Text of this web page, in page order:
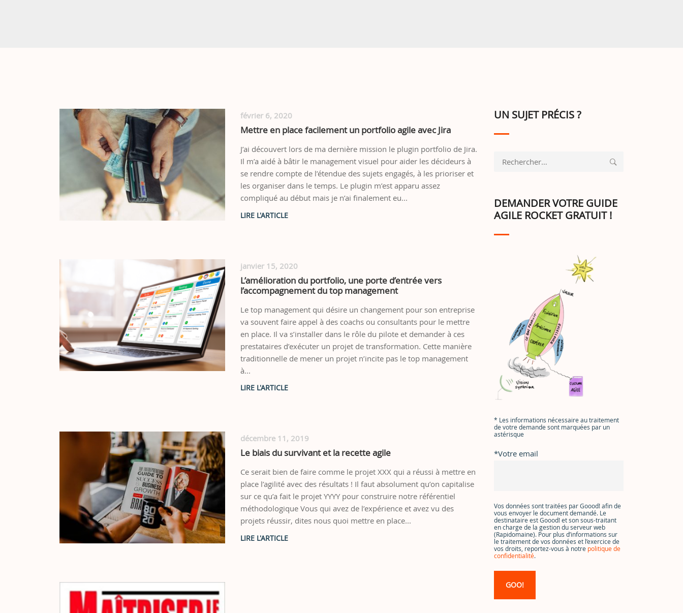
février 6, 2020
Mettre en place facilement un portfolio agile avec Jira
J’ai découvert lors de ma dernière mission le plugin portfolio de Jira.
Il m’a aidé à bâtir le management visuel pour aider les décideurs à
se rendre compte de l’étendue des sujets engagés, à les prioriser et
les organiser dans le temps. Le plugin m’est apparu assez
compliqué au début mais je n’ai finalement eu...
janvier 15, 2020
L’amélioration du portfolio, une porte d’entrée vers
l’accompagnement du top management
Le top management qui désire un changement pour son entreprise
va souvent faire appel à des coachs ou consultants pour le mettre
en place. Il va s’installer dans le rôle du pilote et demander à ces
prestataires d’exécuter un projet de transformation. Cette manière
traditionnelle de mener un projet n’incite pas le top management
à...
décembre 11, 2019
Le biais du survivant et la recette agile
Ce serait bien de faire comme le projet XXX qui a réussi à mettre en
place l’agilité avec des résultats ! Il faut absolument qu’on capitalise
sur ce qu’a fait le projet YYYY pour construire notre référentiel
méthodologique Vous qui avez de l’expérience et avez vu des
projets réussir, dites nous quoi mettre en place...
UN SUJET PRÉCIS ?
Rechercher :
DEMANDER VOTRE GUIDE
AGILE ROCKET GRATUIT !
* Les informations nécessaire au traitement
de votre demande sont marquées par un
astérisque
*Votre email
Vos données sont traitées par Goood! afin de
vous envoyer le document demandé. Le
destinataire est Goood! et son sous-traitant
en charge de la gestion du serveur web
(Rapidomaine). Pour plus d’informations sur
le traitement de vos données et l’exercice de
vos droits, reportez-vous à notre politique de
confidentialité.